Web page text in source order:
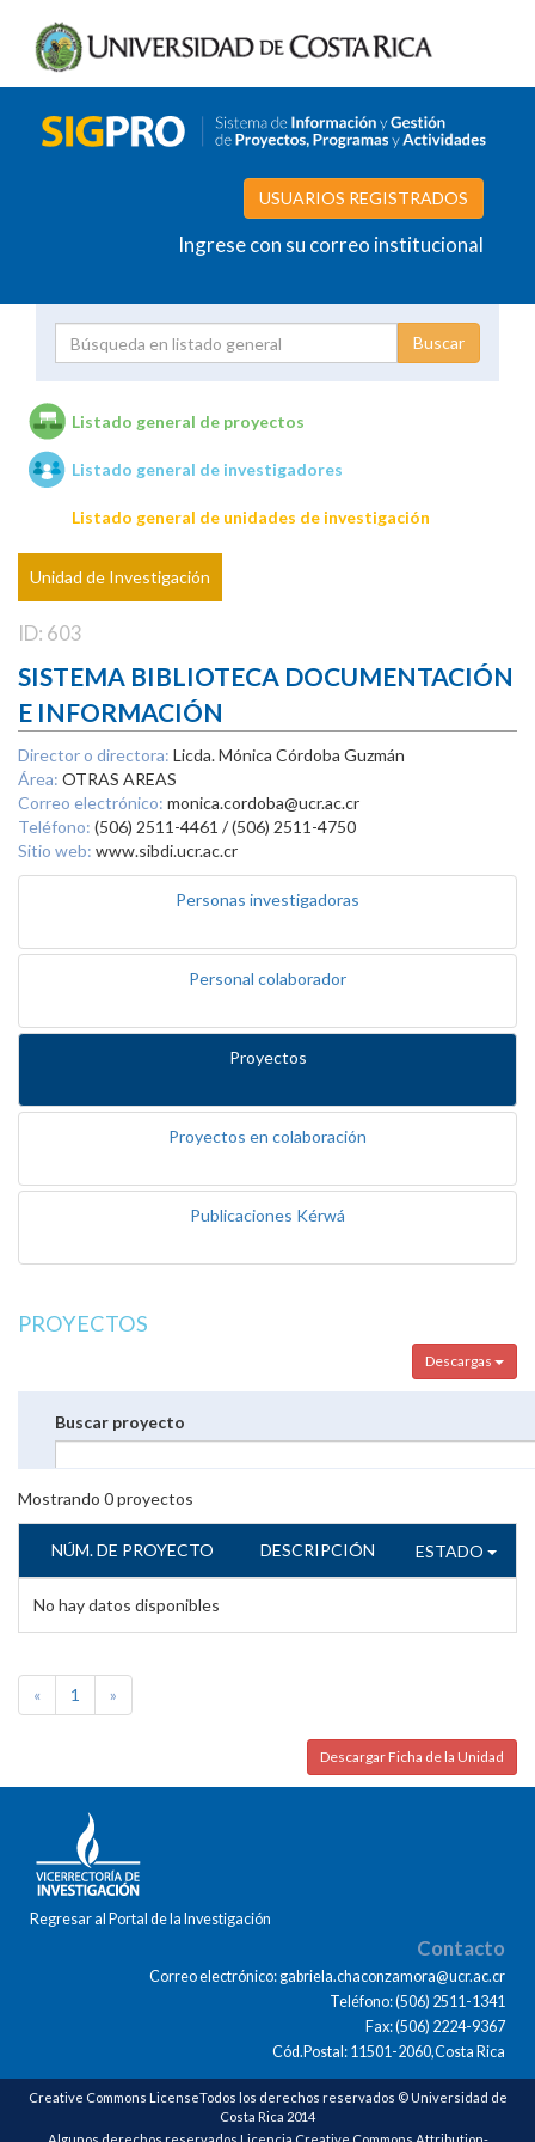
USUARIOS REGISTRADOS
Ingrese con su correo institucional
Unidades de investigación
Listado general de proyectos
Listado general de investigadores
Listado general de unidades de investigación
Unidad de Investigación
ID: 603
SISTEMA BIBLIOTECA DOCUMENTACIÓN
E INFORMACIÓN
Director o directora: Licda. Mónica Córdoba Guzmán
Área: OTRAS AREAS
Correo electrónico: monica.cordoba@ucr.ac.cr
Teléfono: (506) 2511-4461 / (506) 2511-4750
Sitio web: www.sibdi.ucr.ac.cr
Personas investigadoras
Personal colaborador
Proyectos
Proyectos en colaboración
Publicaciones Kérwá
PROYECTOS
Descargas
Buscar proyecto
Mostrando 0proyectos
NÚM. DE PROYECTO DESCRIPCIÓN ESTADO
No hay datos disponibles
« 1 »
Descargar Ficha de la Unidad
Regresar al Portal de la Investigación
Contacto
Correo electrónico: gabriela.chaconzamora@ucr.ac.cr
Teléfono: (506) 2511-1341
Fax: (506) 2224-9367
Cód.Postal: 11501-2060,Costa Rica
Creative Commons LicenseTodos los derechos reservados © Universidad de
Costa Rica 2014